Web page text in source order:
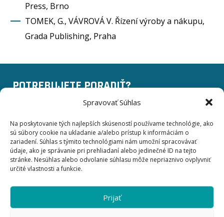
Spravovať Súhlas
Na poskytovanie tých najlepších skúseností používame technológie, ako
sú súbory cookie na ukladanie a/alebo prístup k informáciám o
zariadení. Súhlas s týmito technológiami nám umožní spracovávať
údaje, ako je správanie pri prehliadaní alebo jedinečné ID na tejto
stránke. Nesúhlas alebo odvolanie súhlasu môže nepriaznivo ovplyvniť
určité vlastnosti a funkcie.
Prijať
Press, Brno
TOMEK, G., VÁVROVÁ V. Řízení výroby a nákupu,
Grada Publishing, Praha
POTREBUJETE PORADIŤ?
+420 775 757 140
info@businessinstitut.cz
Business Institut EDU a.s.
Praha 10, Vršovice